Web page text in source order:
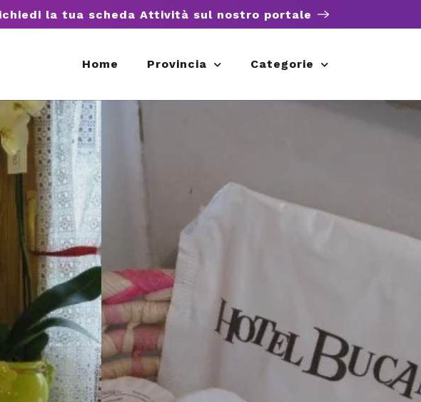
la tua scheda Attività sul nostro portale
Home Provincia Categorie